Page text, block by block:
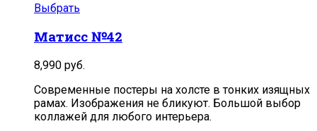
Выбрать
Матисс №42
8,990 руб.
Современные постеры на холсте в тонких изящных
рамах. Изображения не бликуют. Большой выбор
коллажей для любого интерьера.